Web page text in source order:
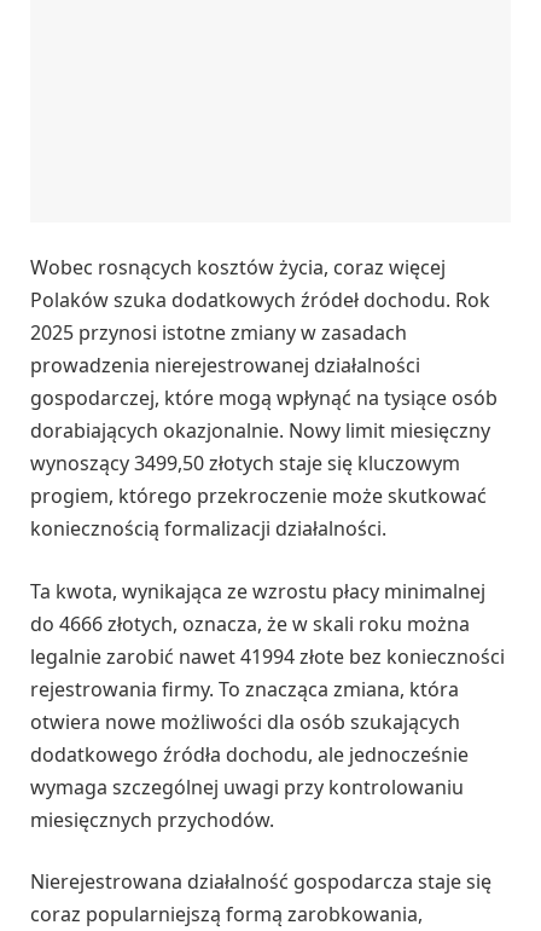
Wobec rosnących kosztów życia, coraz więcej
Polaków szuka dodatkowych źródeł dochodu. Rok
2025 przynosi istotne zmiany w zasadach
prowadzenia nierejestrowanej działalności
gospodarczej, które mogą wpłynąć na tysiące osób
dorabiających okazjonalnie. Nowy limit miesięczny
wynoszący 3499,50 złotych staje się kluczowym
progiem, którego przekroczenie może skutkować
koniecznością formalizacji działalności.
Ta kwota, wynikająca ze wzrostu płacy minimalnej
do 4666 złotych, oznacza, że w skali roku można
legalnie zarobić nawet 41994 złote bez konieczności
rejestrowania firmy. To znacząca zmiana, która
otwiera nowe możliwości dla osób szukających
dodatkowego źródła dochodu, ale jednocześnie
wymaga szczególnej uwagi przy kontrolowaniu
miesięcznych przychodów.
Nierejestrowana działalność gospodarcza staje się
coraz popularniejszą formą zarobkowania,